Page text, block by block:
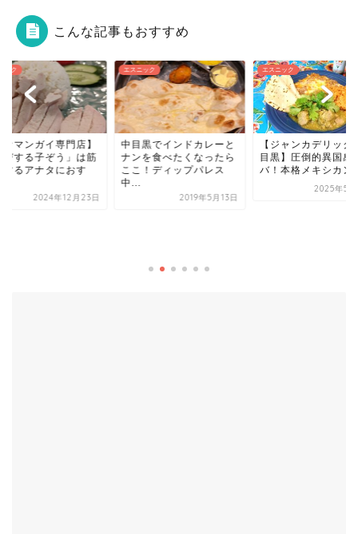
こんな記事もおすすめ
ック
黒でインドカレーと
を食べたくなったら
！ディップパレス
2019年5月13日
エスニック
【ジャンカデリック｜中
目黒】圧倒的異国感！ビ
バ！本格メキシカン
エスニック